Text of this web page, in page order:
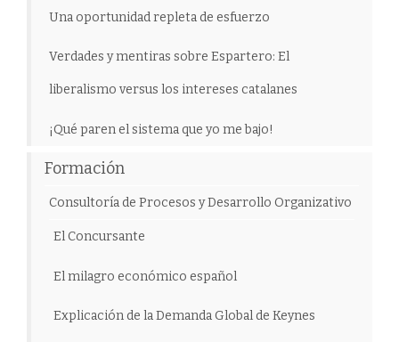
Una oportunidad repleta de esfuerzo
Verdades y mentiras sobre Espartero: El
liberalismo versus los intereses catalanes
¡Qué paren el sistema que yo me bajo!
Formación
Consultoría de Procesos y Desarrollo Organizativo
El Concursante
El milagro económico español
Explicación de la Demanda Global de Keynes